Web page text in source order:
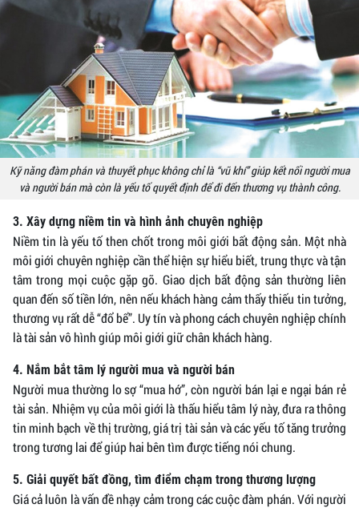
Kỹ năng đàm phán và thuyết phục không chỉ là “vũ khí” giúp kết nối người mua
và người bán mà còn là yếu tố quyết định để đi đến thương vụ thành công.
3. Xây dựng niềm tin và hình ảnh chuyên nghiệp
Niềm tin là yếu tố then chốt trong môi giới bất động sản. Một nhà
môi giới chuyên nghiệp cần thể hiện sự hiểu biết, trung thực và tận
tâm trong mọi cuộc gặp gỡ. Giao dịch bất động sản thường liên
quan đến số tiền lớn, nên nếu khách hàng cảm thấy thiếu tin tưởng,
thương vụ rất dễ “đổ bể”. Uy tín và phong cách chuyên nghiệp chính
là tài sản vô hình giúp môi giới giữ chân khách hàng.
4. Nắm bắt tâm lý người mua và người bán
Người mua thường lo sợ “mua hớ”, còn người bán lại e ngại bán rẻ
tài sản. Nhiệm vụ của môi giới là thấu hiểu tâm lý này, đưa ra thông
tin minh bạch về thị trường, giá trị tài sản và các yếu tố tăng trưởng
trong tương lai để giúp hai bên tìm được tiếng nói chung.
5. Giải quyết bất đồng, tìm điểm chạm trong thương lượng
Giá cả luôn là vấn đề nhạy cảm trong các cuộc đàm phán. Với người